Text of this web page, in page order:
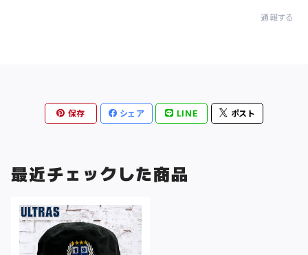
通報する
保存 シェア LINE ポスト
最近チェックした商品